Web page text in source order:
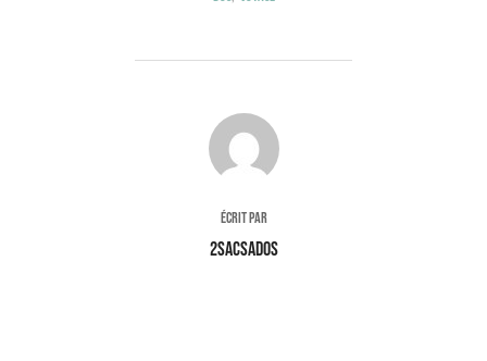
AUTEUR DE LA PUBLICATION
ÉCRIT PAR
2sacsados